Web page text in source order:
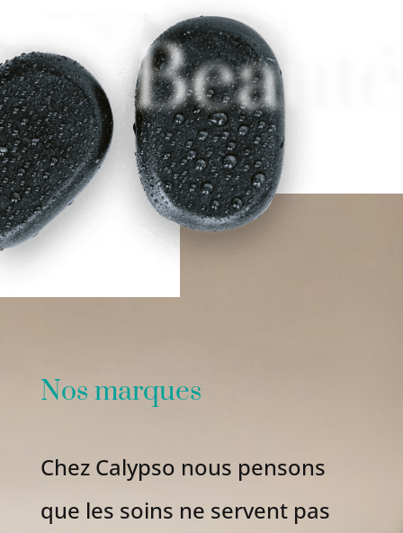
Beauté
Nos marques
Chez Calypso nous pensons
que les soins ne servent pas